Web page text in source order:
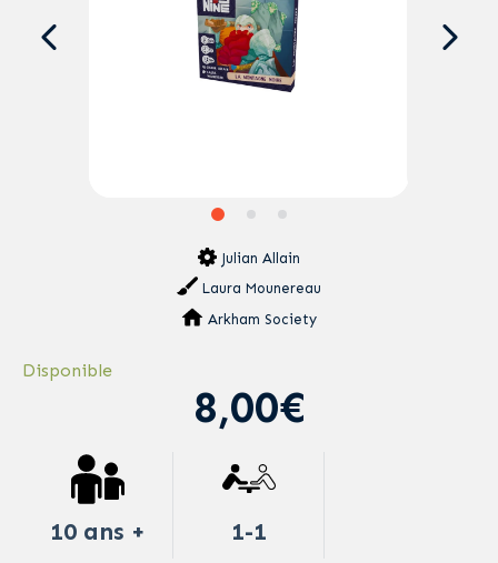
Julian Allain
Laura Mounereau
Arkham Society
Disponible
8,00€
10 ans + 1-1